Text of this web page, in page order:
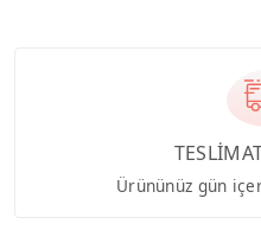
Ürününüz gün